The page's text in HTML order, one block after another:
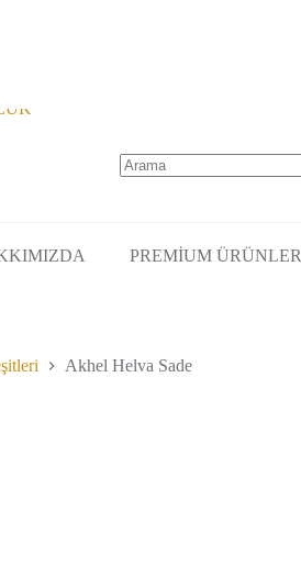
PREMİUM ÜRÜNLER
Akhel Helva Sade